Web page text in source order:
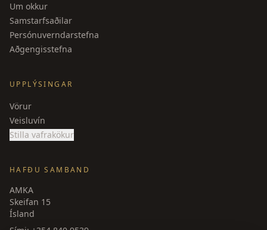
Um okkur
Samstarfsaðilar
Persónuverndarstefna
Aðgengisstefna
UPPLÝSINGAR
Vörur
Veisluvín
Stilla vafrakökur
HAFÐU SAMBAND
AMKA
Skeifan 15
Ísland